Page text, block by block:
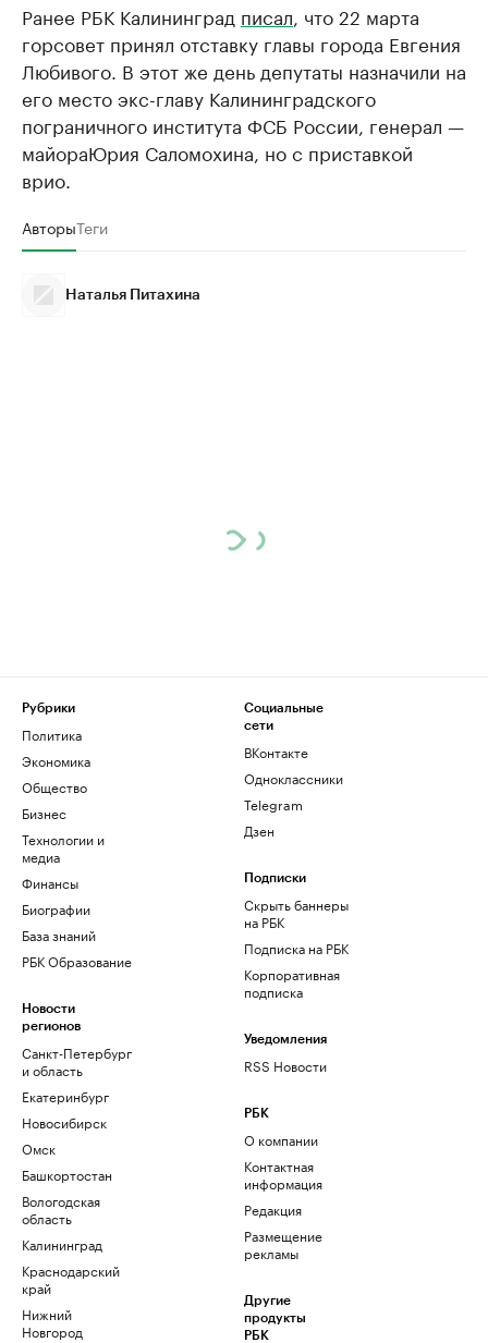
Ранее РБК Калининград писал , что 22 марта
горсовет принял отставку главы города Евгения
Любивого. В этот же день депутаты назначили на
его место экс-главу Калининградского
пограничного института ФСБ России, генерал —
майораЮрия Саломохина, но с приставкой
врио.
АвторыТеги
Наталья Питахина
Рубрики
Политика
Экономика
Общество
Бизнес
Технологии и
медиа
Финансы
Биографии
База знаний
РБК Образование
Новости
регионов
Санкт-Петербург
и область
Екатеринбург
Новосибирск
Омск
Башкортостан
Вологодская
область
Калининград
Краснодарский
край
Нижний
Новгород
Социальные
сети
ВКонтакте
Одноклассники
Telegram
Дзен
Подписки
Скрыть баннеры
на РБК
Подписка на РБК
Корпоративная
подписка
Уведомления
RSS Новости
РБК
О компании
Контактная
информация
Редакция
Размещение
рекламы
Другие
продукты
РБК